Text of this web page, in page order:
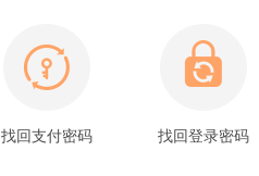
找回支付密码 找回登录密码